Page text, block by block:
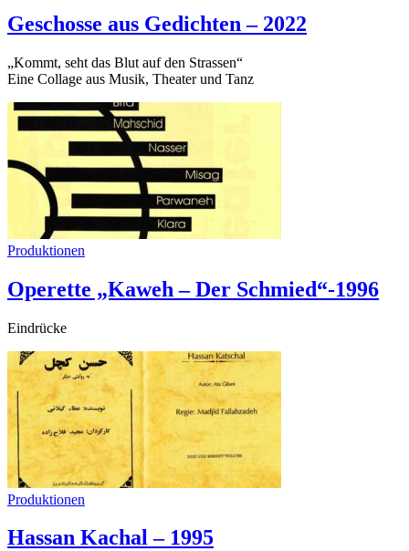
Geschosse aus Gedichten – 2022
„Kommt, seht das Blut auf den Strassen“
Eine Collage aus Musik, Theater und Tanz
Produktionen
Operette „Kaweh – Der Schmied“-1996
Eindrücke
Produktionen
Hassan Kachal – 1995